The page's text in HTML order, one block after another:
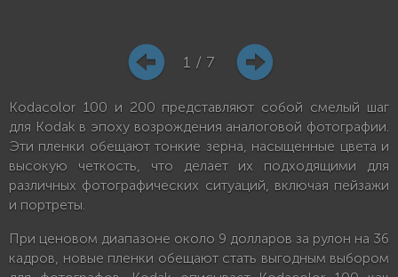
1 / 7
Kodacolor 100 и 200 представляют собой смелый шаг
для Kodak в эпоху возрождения аналоговой фотографии.
Эти пленки обещают тонкие зерна, насыщенные цвета и
высокую четкость, что делает их подходящими для
различных фотографических ситуаций, включая пейзажи
и портреты.
При ценовом диапазоне около 9 долларов за рулон на 36
кадров, новые пленки обещают стать выгодным выбором